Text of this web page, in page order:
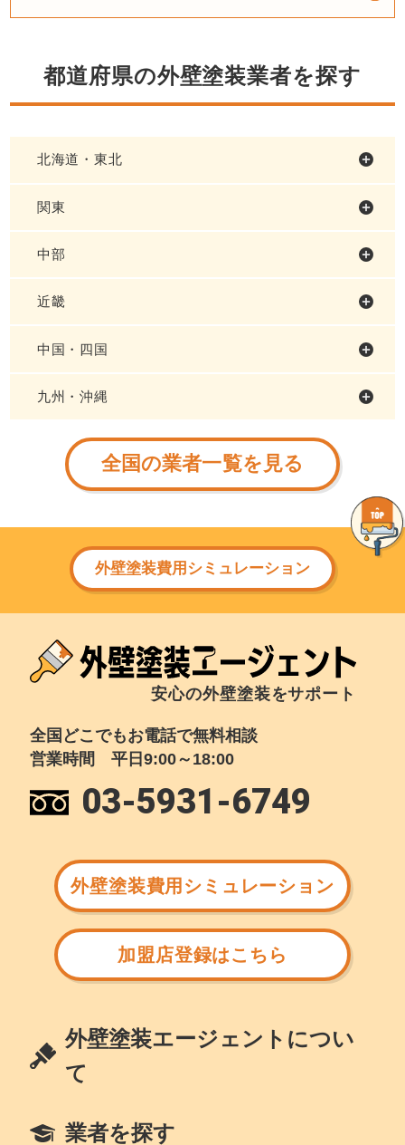
都道府県の外壁塗装業者を探す
北海道・東北
関東
中部
近畿
中国・四国
九州・沖縄
全国の業者一覧を見る
外壁塗装費用シミュレーション
安心の外壁塗装をサポート
全国どこでもお電話で無料相談
営業時間 平日9:00～18:00
03-5931-6749
外壁塗装費用シミュレーション
加盟店登録はこちら
外壁塗装エージェントについ
て
業者を探す